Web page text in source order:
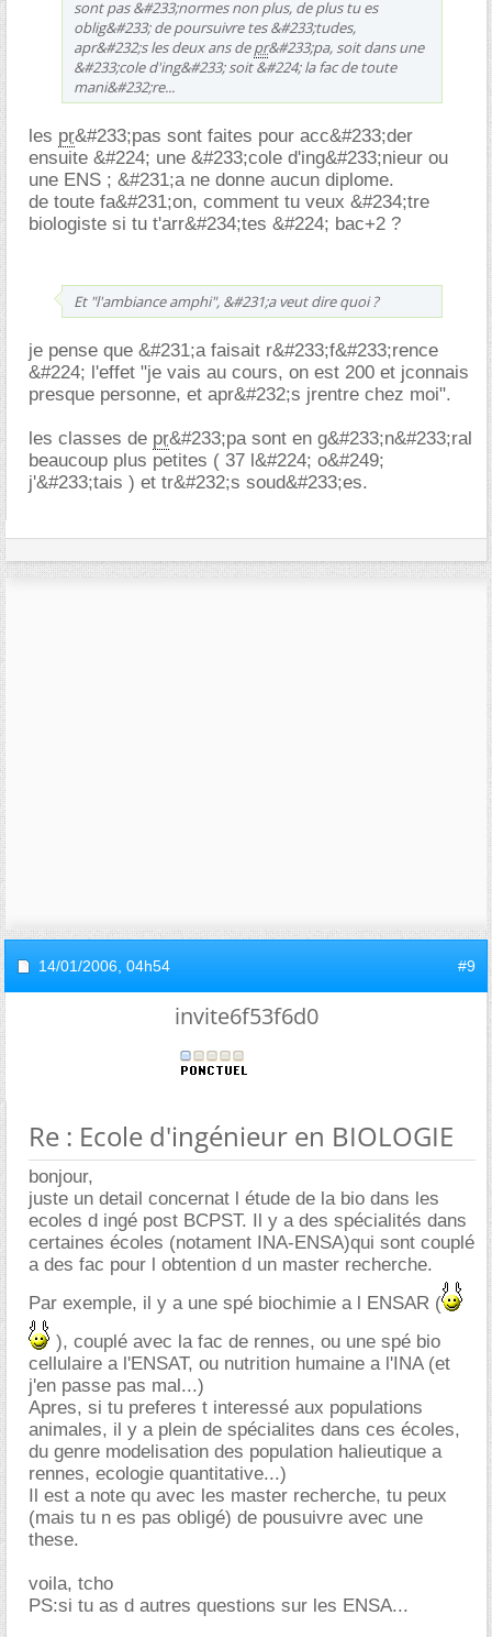
sont pas &#233;normes non plus, de plus tu es
oblig&#233; de poursuivre tes &#233;tudes,
apr&#232;s les deux ans depr&#233;pa, soit dans une
&#233;cole d'ing&#233; soit &#224; la fac de toute
mani&#232;re...
les pr&#233;pas sont faites pour acc&#233;der
ensuite &#224; une &#233;cole d'ing&#233;nieur ou
une ENS ; &#231;a ne donne aucun diplome.
de toute fa&#231;on, comment tu veux &#234;tre
biologiste si tu t'arr&#234;tes &#224; bac+2 ?
Et "l'ambiance amphi", &#231;a veut dire quoi ?
je pense que &#231;a faisait r&#233;f&#233;rence
&#224; l'effet "je vais au cours, on est 200 et jconnais
presque personne, et apr&#232;s jrentre chez moi".
les classes de pr&#233;pa sont en g&#233;n&#233;ral
beaucoup plus petites ( 37 l&#224; o&#249;
j'&#233;tais ) et tr&#232;s soud&#233;es.
14/01/2006, 04h54 #9
invite6f53f6d0
Re : Ecole d'ingénieur en BIOLOGIE
bonjour,
juste un detail concernat l étude de la bio dans les
ecoles d ingé post BCPST. Il y a des spécialités dans
certaines écoles (notament INA-ENSA)qui sont couplé
a des fac pour l obtention d un master recherche.
Par exemple, il y a une spé biochimie a l ENSAR (
), couplé avec la fac de rennes, ou une spé bio
cellulaire a l'ENSAT, ou nutrition humaine a l'INA (et
j'en passe pas mal...)
Apres, si tu preferes t interessé aux populations
animales, il y a plein de spécialites dans ces écoles,
du genre modelisation des population halieutique a
rennes, ecologie quantitative...)
Il est a note qu avec les master recherche, tu peux
(mais tu n es pas obligé) de pousuivre avec une
these.
voila, tcho
PS:si tu as d autres questions sur les ENSA...